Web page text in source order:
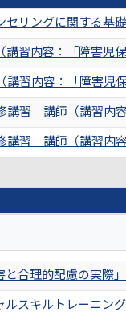
リングに関する基
習内容：「障害児保
習内容：「障害児保
習 講師（講習内
習 講師（講習内
と合理的配慮の実
スキルトレーニン